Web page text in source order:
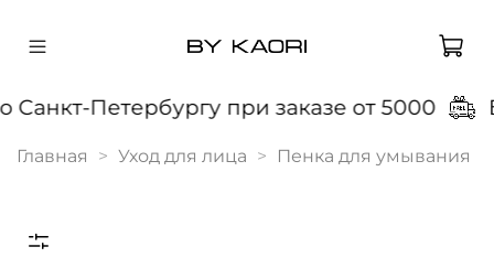
Санкт-Петербургу при заказе от 5000
Главная Уход для лица Пенка для умывания